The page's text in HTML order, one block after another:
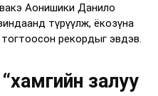
Аонишики Данило
түрүүлж, ёкозүна
рекордыг эвдэв.
залуу